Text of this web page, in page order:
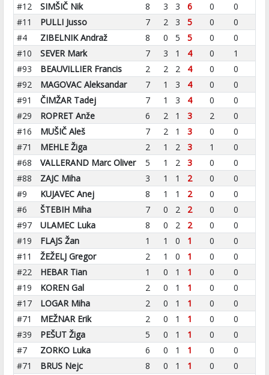
#12
SIMŠIČ Nik 8 3 3 6 0
0
#11
PULLI Jusso 7 2 3 5 0
0
#4
ZIBELNIK Andraž 8 0 5 5 0
0
#10
SEVER Mark 7 3 1 4 0
1
#93
BEAUVILLIER Francis 2 2 2 4 0
0
#92
MAGOVAC Aleksandar 7 1 3 4 0
0
#91
ČIMŽAR Tadej 7 1 3 4 0
0
#29
ROPRET Anže 6 2 1 3 2
0
#16
MUŠIČ Aleš 7 2 1 3 0
0
#71
MEHLE Žiga 2 1 2 3 1
0
#68
VALLERAND Marc Oliver 5 1 2 3 0
0
#88
ZAJC Miha 3 1 1 2 0
0
#9
KUJAVEC Anej 8 1 1 2 0
0
#6
ŠTEBIH Miha 7 0 2 2 0
0
#97
ULAMEC Luka 8 0 2 2 0
0
#19
FLAJS Žan 1 1 0 1 0
0
#11
ŽEŽELJ Gregor 2 1 0 1 0
0
#22
HEBAR Tian 1 0 1 1 0
0
#19
KOREN Gal 2 0 1 1 0
0
#17
LOGAR Miha 2 0 1 1 0
0
#71
MEŽNAR Erik 2 0 1 1 0
0
#39
PEŠUT Žiga 5 0 1 1 0
0
#7
ZORKO Luka 6 0 1 1 0
0
#71
BRUS Nejc 8 0 1 1 0
0